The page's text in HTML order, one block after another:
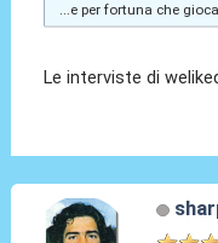
...e per fortuna che
Le interviste di